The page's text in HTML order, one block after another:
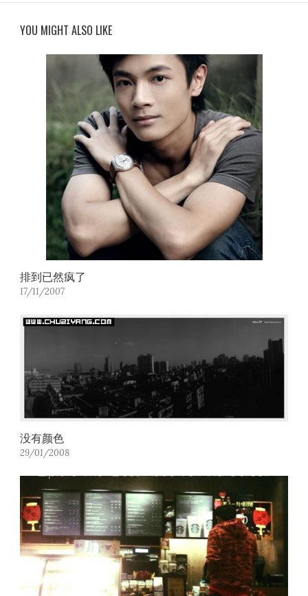
YOU MIGHT ALSO LIKE
排到已然疯了
17/11/2007
没有颜色
29/01/2008